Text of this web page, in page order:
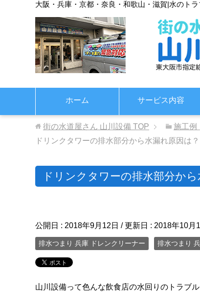
大阪・兵庫・京都・奈良・和歌山・滋賀|水のト
ホーム サービス内容
街の水道屋さん 山川設備 TOP 施工例
ドリンクタワーの排水部分から水漏れ原因は
ドリンクタワーの排水部分か
公開日 : 2018年9月12日 / 更新日 : 2018年10月
排水つまり 兵庫 ドレンクリーナー 排水つまり
山川設備って色んな飲食店の水回りのトラブ